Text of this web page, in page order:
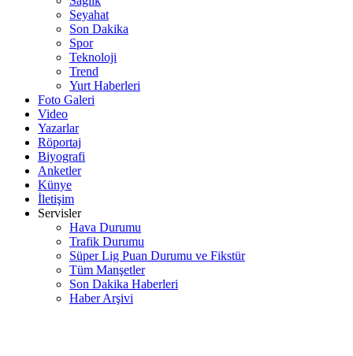
Seyahat
Son Dakika
Spor
Teknoloji
Trend
Yurt Haberleri
Foto Galeri
Video
Yazarlar
Röportaj
Biyografi
Anketler
Künye
İletişim
Servisler
Hava Durumu
Trafik Durumu
Süper Lig Puan Durumu ve Fikstür
Tüm Manşetler
Son Dakika Haberleri
Haber Arşivi